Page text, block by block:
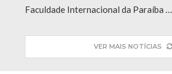
Faculdade Internacional da Paraíba …
VER MAIS NOTÍCIAS